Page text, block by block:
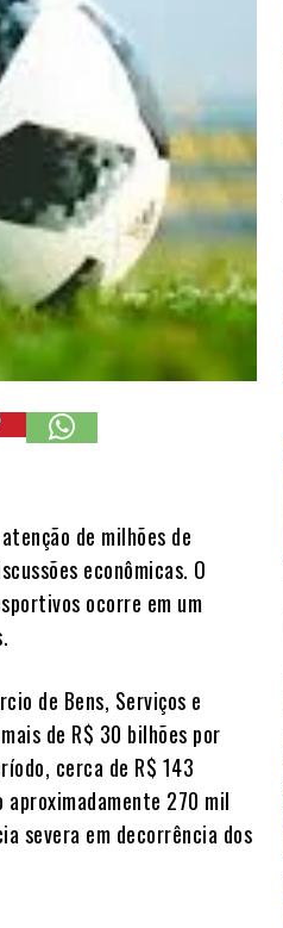
de milhões de
econômicas. O
ocorre em um
de Bens, Serviços e
de R$ 30 bilhões por
cerca de R$ 143
270 mil
severa em decorrência dos